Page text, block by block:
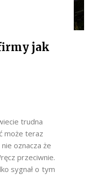
jak
trudna
może teraz
oznacza że
przeciwnie.
sygnał o tym